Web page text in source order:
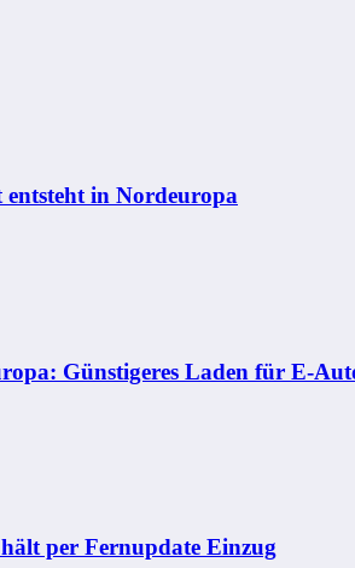
in Nordeuropa
Günstigeres Laden für E-
per Fernupdate Einzug